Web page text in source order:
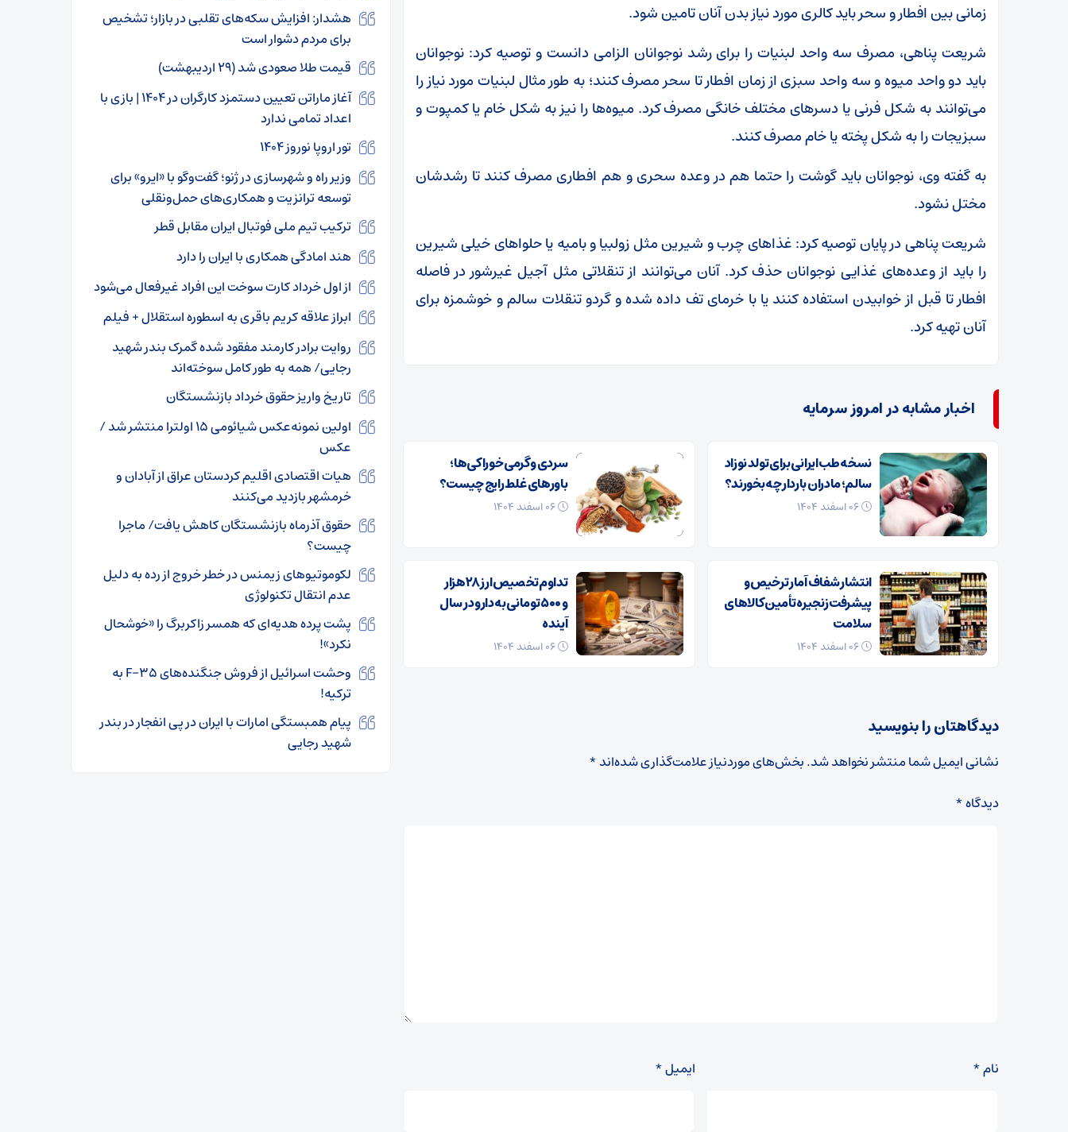
زمانی بین افطار و سحر باید کالری مورد نیاز بدن آنان تامین شود.
شریعت پناهی، مصرف سه واحد لبنیات را برای رشد نوجوانان الزامی دانست و توصیه کرد: نوجوانان
باید دو واحد میوه و سه واحد سبزی از زمان افطار تا سحر مصرف کنند؛ به طور مثال لبنیات مورد نیاز را
می‌توانند به شکل فرنی یا دسرهای مختلف خانگی مصرف کرد. میوه‌ها را نیز به شکل خام یا کمپوت و
سبزیجات را به شکل پخته یا خام مصرف کنند.
به گفته وی، نوجوانان باید گوشت را حتما هم در وعده سحری و هم افطاری مصرف کنند تا رشدشان
مختل نشود.
شریعت پناهی در پایان توصیه کرد: غذاهای چرب و شیرین مثل زولبیا و بامیه یا حلواهای خیلی شیرین
را باید از وعده‌های غذایی نوجوانان حذف کرد. آنان می‌توانند از تنقلاتی مثل آجیل غیرشور در فاصله
افطار تا قبل از خوابیدن استفاده کنند یا با خرمای تف داده شده و گردو تنقلات سالم و خوشمزه برای
آنان تهیه کرد.
اخبار مشابه در امروز سرمایه
نسخه طب ایرانی برای تولد نوزاد
سالم؛ مادران باردار چه بخورند؟
سردی و گرمی خوراکی‌ها؛
باورهای غلط رایج چیست؟
۰۶ اسفند ۱۴۰۴
انتشار شفاف آمار ترخیص و
پیشرفت زنجیره تأمین کالاهای
سلامت
تداوم تخصیص ارز ۲۸ هزار
و ۵۰۰ تومانی به دارو در سال
آینده
۰۶ اسفند ۱۴۰۴
دیدگاهتان را بنویسید
نشانی ایمیل شما منتشر نخواهد شد.بخش‌های موردنیاز علامت‌گذاری شده‌اند*
دیدگاه*
نام* ایمیل*
هشدار: افزایش سکه‌های تقلبی در بازار؛ تشخیص
برای مردم دشوار است
قیمت طلا صعودی شد (۲۹ اردیبهشت)
آغاز ماراتن تعیین دستمزد کارگران در ۱۴۰۴ | بازی با
اعداد تمامی ندارد
تور اروپا نوروز ۱۴۰۴
وزیر راه و شهرسازی در ژنو؛ گفت‌وگو با «ایرو» برای
توسعه ترانزیت و همکاری‌های حمل‌ونقلی
ترکیب تیم ملی فوتبال ایران مقابل قطر
هند امادگی همکاری با ایران را دارد
از اول خرداد کارت سوخت این افراد غیرفعال می‌شود
ابراز علاقه کریم باقری به اسطوره استقلال + فیلم
روایت برادر کارمند مفقود شده گمرک بندر شهید
رجایی/ همه به طور کامل سوخته‌اند
تاریخ واریز حقوق خرداد بازنشستگان
اولین نمونه‌عکس شیائومی ۱۵ اولترا منتشر شد /
عکس
هیات اقتصادی اقلیم کردستان عراق از آبادان و
خرمشهر بازدید می‌کنند
حقوق آذرماه بازنشستگان کاهش یافت/ ماجرا
چیست؟
لکوموتیوهای زیمنس در خطر خروج از رده به دلیل
عدم انتقال تکنولوژی
پشت پرده هدیه‌ای که همسر زاکربرگ را «خوشحال
نکرد»!
وحشت اسرائیل از فروش جنگنده‌های F-۳۵ به
ترکیه!
پیام همبستگی امارات با ایران در پی انفجار در بندر
شهید رجایی